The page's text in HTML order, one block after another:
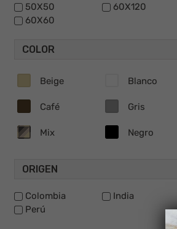
50X50
60X120
60X60
COLOR
Beige Blanco
Café Gris
Mix Negro
ORIGEN
Colombia
India
Perú